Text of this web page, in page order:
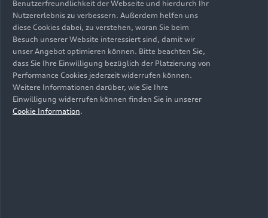
Die angegebenen Ausstattungen, Daten und
Preise beziehen sich auf das in Deutschland
angebotene Modellprogramm. Änderungen und
Irrtümer vorbehalten.
ImpressumRechtliches
Benutzerfreundlichkeit der Webseite und hierdurch Ihr
Nutzererlebnis zu verbessern. Außerdem helfen uns
diese Cookies dabei, zu verstehen, woran Sie beim
Besuch unserer Website interessiert sind, damit wir
unser Angebot optimieren können. Bitte beachten Sie,
dass Sie Ihre Einwilligung bezüglich der Platzierung von
Performance Cookies jederzeit widerrufen können.
Weitere Informationen darüber, wie Sie Ihre
Einwilligung widerrufen können finden Sie in unserer
Cookie Information.